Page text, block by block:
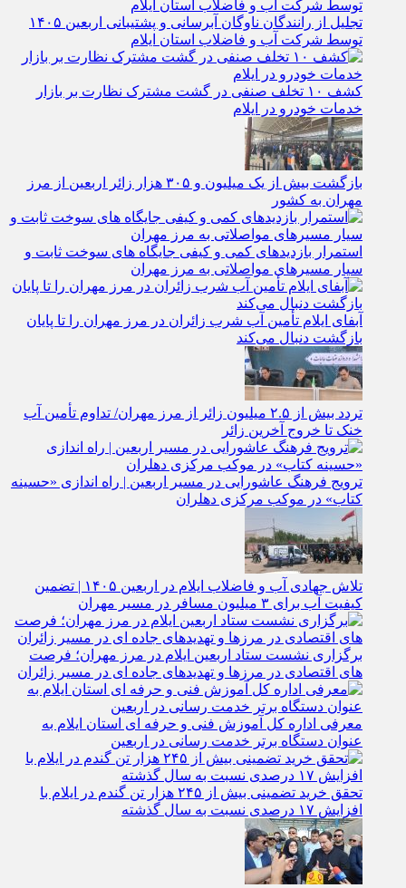
تجلیل از رانندگان ناوگان آبرسانی و پشتیبانی اربعین ۱۴۰۵
توسط شرکت آب و فاضلاب استان ایلام
کشف ۱۰ تخلف صنفی در گشت مشترک نظارت بر بازار
خدمات خودرو در ایلام
بازگشت بیش از یک میلیون و ۳۰۵ هزار زائر اربعین از مرز
مهران به کشور
استمرار بازدیدهای کمی و کیفی جایگاه‌ های سوخت ثابت و
سیار مسیرهای مواصلاتی به مرز مهران
آبفای ایلام تأمین آب شرب زائران در مرز مهران را تا پایان
بازگشت دنبال می‌کند
تردد بیش از ۲.۵ میلیون زائر از مرز مهران/ تداوم تأمین آب
خنک تا خروج آخرین زائر
ترویج فرهنگ عاشورایی در مسیر اربعین | راه‌ اندازی «حسینه
کتاب» در موکب مرکزی دهلران
تلاش جهادی آب و فاضلاب ایلام در اربعین ۱۴۰۵ | تضمین
کیفیت آب برای ۳ میلیون مسافر در مسیر مهران
برگزاری نشست ستاد اربعین ایلام در مرز مهران؛ فرصت‌
های اقتصادی در مرزها و تهدیدهای جاده‌ ای در مسیر زائران
معرفی اداره کل آموزش فنی و حرفه‌ ای استان ایلام به‌
عنوان دستگاه برتر خدمت‌ رسانی در اربعین
تحقق خرید تضمینی بیش از ۲۴۵ هزار تن گندم در ایلام با
افزایش ۱۷ درصدی نسبت به سال گذشته